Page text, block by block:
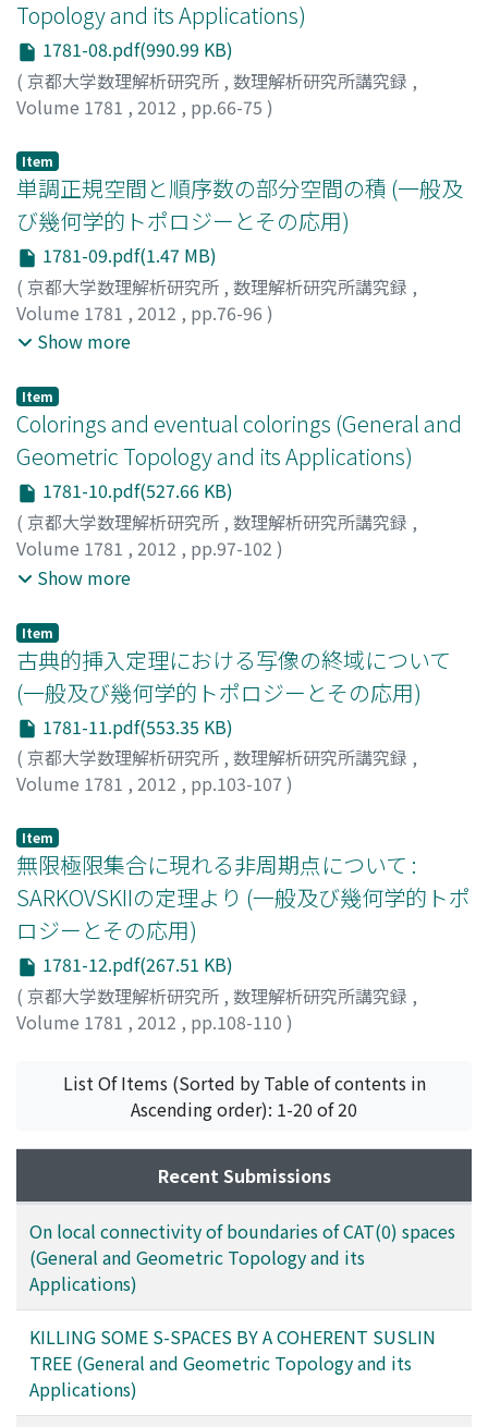
Topology and its Applications)
1781-08.pdf(990.99 KB)
( 京都大学数理解析研究所 , 数理解析研究所講究録 ,
Volume 1781 , 2012 , pp.66-75 )
Item
単調正規空間と順序数の部分空間の積 (一般及
び幾何学的トポロジーとその応用)
1781-09.pdf(1.47 MB)
( 京都大学数理解析研究所 , 数理解析研究所講究録 ,
Volume 1781 , 2012 , pp.76-96 )
平田, 康史;家本, 宣幸
モト, ノブユキ
Show more
Item
Colorings and eventual colorings (General and
Geometric Topology and its Applications)
1781-10.pdf(527.66 KB)
( 京都大学数理解析研究所 , 数理解析研究所講究録 ,
Volume 1781 , 2012 , pp.97-102 )
Ikegami, Yuki;
エダ, アキヒデ
Show more
Item
古典的挿入定理における写像の終域について
(一般及び幾何学的トポロジーとその応用)
1781-11.pdf(553.35 KB)
( 京都大学数理解析研究所 , 数理解析研究所講究録 ,
Volume 1781 , 2012 , pp.103-107 )
Item
無限極限集合に現れる非周期点について :
SARKOVSKIIの定理より (一般及び幾何学的トポ
ロジーとその応用)
1781-12.pdf(267.51 KB)
( 京都大学数理解析研究所 , 数理解析研究所講究録 ,
Volume 1781 , 2012 , pp.108-110 )
List Of Items (Sorted by Table of contents in
Ascending order): 1-20 of 20
Recent Submissions
On local connectivity of boundaries of CAT(0) spaces
(General and Geometric Topology and its
Applications)
KILLING SOME S-SPACES BY A COHERENT SUSLIN
TREE (General and Geometric Topology and its
Applications)